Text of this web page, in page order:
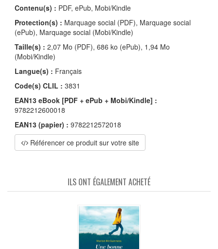
Contenu(s) : PDF, ePub, Mobi/Kindle
Protection(s) : Marquage social (PDF), Marquage social
(ePub), Marquage social (Mobi/Kindle)
Taille(s) : 2,07 Mo (PDF), 686 ko (ePub), 1,94 Mo
(Mobi/Kindle)
Langue(s) : Français
Code(s) CLIL : 3831
EAN13 eBook [PDF + ePub + Mobi/Kindle] :
9782212600018
EAN13 (papier) : 9782212572018
Référencer ce produit sur votre site
ILS ONT ÉGALEMENT ACHETÉ